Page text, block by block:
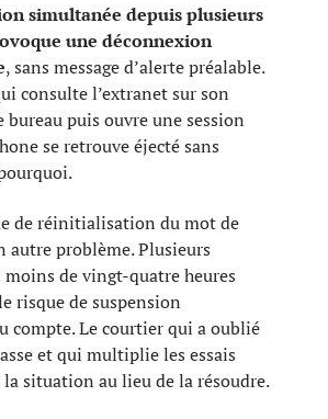
simultanée depuis plusieurs
une déconnexion
, sans message d’alerte préalable.
consulte l’extranet sur son
puis ouvre une session
se retrouve éjecté sans
de réinitialisation du mot de
autre problème. Plusieurs
de vingt-quatre heures
risque de suspension
compte. Le courtier qui a oublié
et qui multiplie les essais
la situation au lieu de la résoudre.